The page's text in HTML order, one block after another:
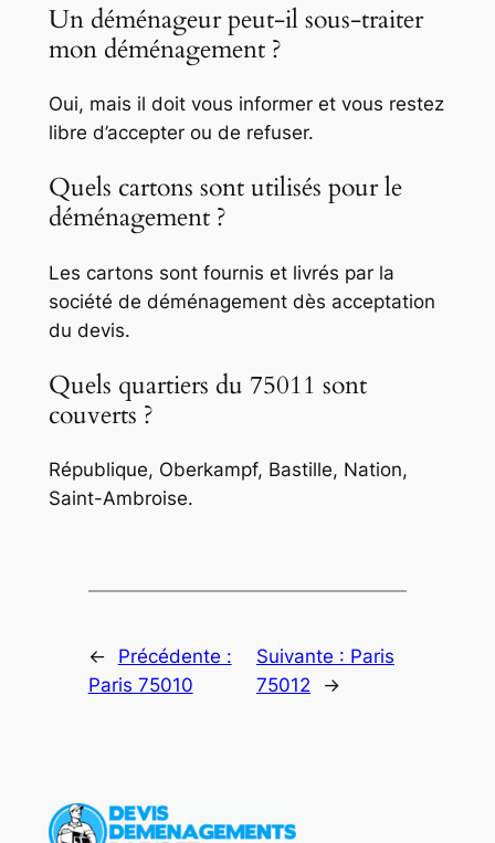
Un déménageur peut-il sous-traiter
mon déménagement ?
Oui, mais il doit vous informer et vous restez
libre d’accepter ou de refuser.
Quels cartons sont utilisés pour le
déménagement ?
Les cartons sont fournis et livrés par la
société de déménagement dès acceptation
du devis.
Quels quartiers du 75011 sont
couverts ?
République, Oberkampf, Bastille, Nation,
Saint-Ambroise.
←
Précédente :
Paris 75010
Suivante : Paris
75012
→